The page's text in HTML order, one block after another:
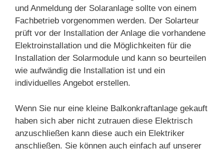
und Anmeldung der Solaranlage sollte von einem
Fachbetrieb vorgenommen werden. Der Solarteur
prüft vor der Installation der Anlage die vorhandene
Elektroinstallation und die Möglichkeiten für die
Installation der Solarmodule und kann so beurteilen
wie aufwändig die Installation ist und ein
individuelles Angebot erstellen.
Wenn Sie nur eine kleine Balkonkraftanlage gekauft
haben sich aber nicht zutrauen diese Elektrisch
anzuschließen kann diese auch ein Elektriker
anschließen. Sie können auch einfach auf unserer